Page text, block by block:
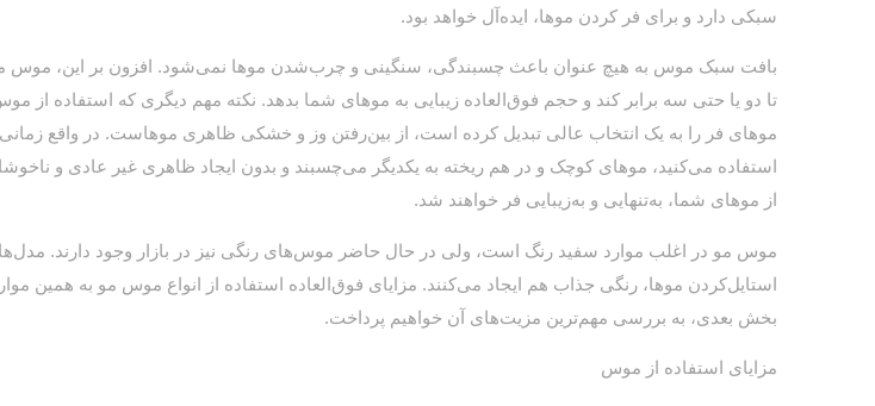
سبکی دارد و برای فر کردن موها، ایده‌آل خواهد بود.
بافت سبک موس به هیچ عنوان باعث چسبندگی، سنگینی و چرب‌شدن موها نمی‌شود. افزون بر این، موس
تا دو یا حتی سه برابر کند و حجم فوق‌العاده زیبایی به موهای شما بدهد. نکته مهم دیگری که استفاده از
موهای فر را به یک انتخاب عالی تبدیل کرده است، از بین‌رفتن وز و خشکی ظاهری موهاست. در واقع
استفاده می‌کنید، موهای کوچک و در هم ریخته به یکدیگر می‌چسبند و بدون ایجاد ظاهری غیر عادی و
از موهای شما، به‌تنهایی و به‌زیبایی فر خواهند شد.
موس مو در اغلب موارد سفید رنگ است، ولی در حال حاضر موس‌های رنگی نیز در بازار وجود دارند.
استایل‌کردن موها، رنگی جذاب هم ایجاد می‌کنند. مزایای فوق‌العاده استفاده از انواع موس مو به همین
بخش بعدی، به بررسی مهم‌ترین مزیت‌های آن خواهیم پرداخت.
مزایای استفاده از موس